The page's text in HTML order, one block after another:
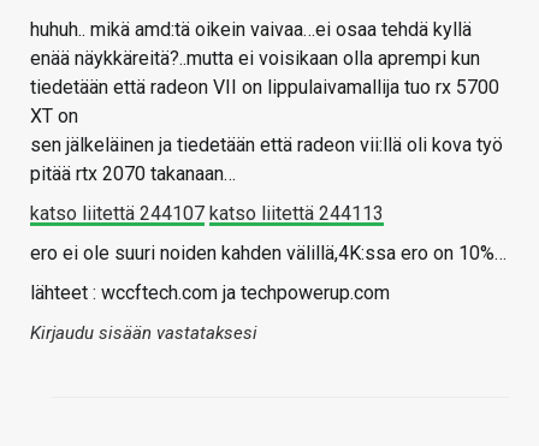
huhuh.. mikä amd:tä oikein vaivaa…ei osaa tehdä kyllä
enää näykkäreitä?..mutta ei voisikaan olla aprempi kun
tiedetään että radeon VII on lippulaivamallija tuo rx 5700
XT on
sen jälkeläinen ja tiedetään että radeon vii:llä oli kova työ
pitää rtx 2070 takanaan…
katso liitettä 244107 katso liitettä 244113
ero ei ole suuri noiden kahden välillä,4K:ssa ero on 10%…
lähteet : wccftech.com ja techpowerup.com
Kirjaudu sisään vastataksesi